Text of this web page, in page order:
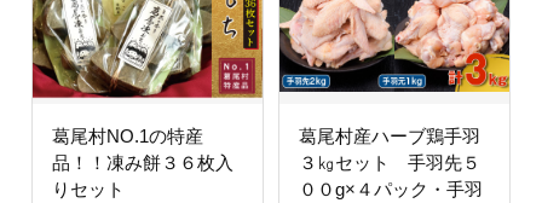
葛尾村NO.1の特産
品！！凍み餅３６枚入
りセット
葛尾村産ハーブ鶏手羽
３㎏セット 手羽先５
００g×４パック・手羽